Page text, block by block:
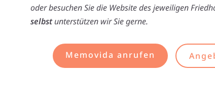
oder besuchen Sie die Website des jeweiligen
selbstunterstützen wir Sie gerne.
Memovida anrufen